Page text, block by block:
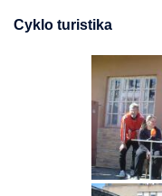
Cyklo turistika